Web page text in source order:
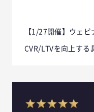
【1/27開催】ウェ
CVR/LTVを向上する